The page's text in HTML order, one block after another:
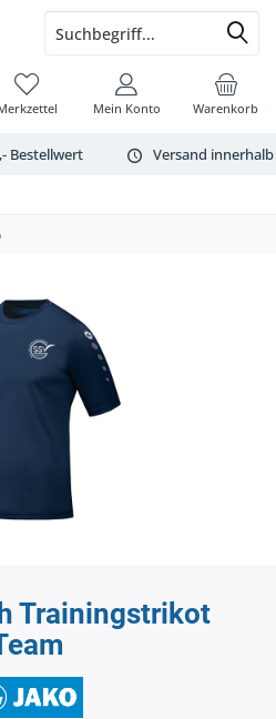
Bestellwert Versand
Warenkorb
Mein Konto
Trainingstrikot